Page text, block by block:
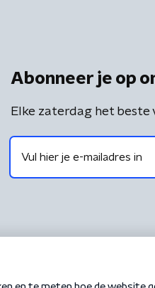
Abonneer je op
Elke zaterdag het beste